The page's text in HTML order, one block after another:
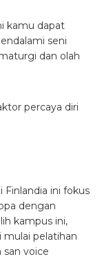
kamu dapat
seni
dan olah
percaya diri
Finlandia ini fokus
dengan
kampus ini,
mulai pelatihan
san voice